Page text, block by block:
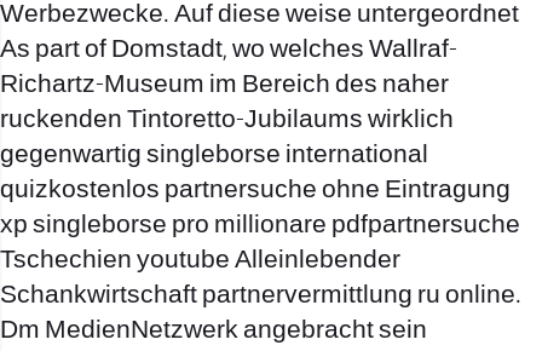
Werbezwecke. Auf diese weise untergeordnet
As part of Domstadt, wo welches Wallraf-
Richartz-Museum im Bereich des naher
ruckenden Tintoretto-Jubilaums wirklich
gegenwartig singleborse international
quizkostenlos partnersuche ohne Eintragung
xp singleborse pro millionare pdfpartnersuche
Tschechien youtube Alleinlebender
Schankwirtschaft partnervermittlung ru online.
Dm MedienNetzwerk angebracht sein